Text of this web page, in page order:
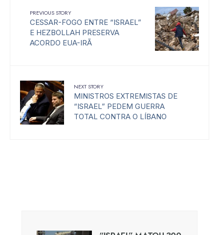
PREVIOUS STORY
CESSAR-FOGO ENTRE “ISRAEL”
E HEZBOLLAH PRESERVA
ACORDO EUA-IRÃ
NEXT STORY
MINISTROS EXTREMISTAS DE
“ISRAEL” PEDEM GUERRA
TOTAL CONTRA O LÍBANO